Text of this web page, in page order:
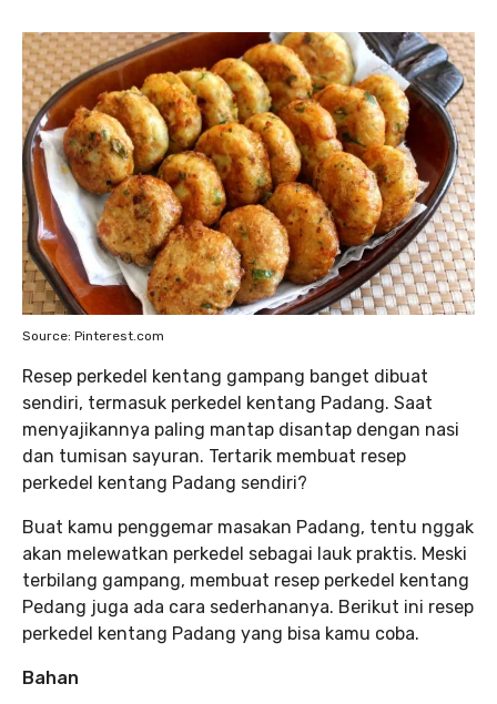
Source: Pinterest.com
Resep perkedel kentang gampang banget dibuat
sendiri, termasuk perkedel kentang Padang. Saat
menyajikannya paling mantap disantap dengan nasi
dan tumisan sayuran. Tertarik membuat resep
perkedel kentang Padang sendiri?
Buat kamu penggemar masakan Padang, tentu nggak
akan melewatkan perkedel sebagai lauk praktis. Meski
terbilang gampang, membuat resep perkedel kentang
Pedang juga ada cara sederhananya. Berikut ini resep
perkedel kentang Padang yang bisa kamu coba.
Bahan